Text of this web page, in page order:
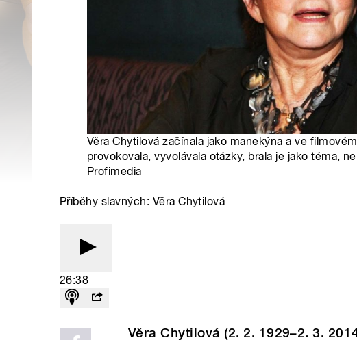
Věra Chytilová začínala jako manekýna a ve
provokovala, vyvolávala otázky, brala je jako téma,
Profimedia
Příběhy slavných: Věra Chytilová
26:38
Věra Chytilová (2. 2. 1929–2. 3.